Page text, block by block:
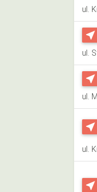
ul.
near_me
ul.
near_me
ul.
near_me
ul.
near_me